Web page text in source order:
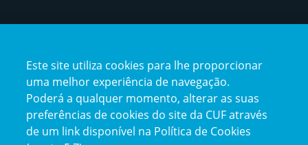
certification2certification3
Este site utiliza cookies para lhe proporcionar
uma melhor experiência de navegação.
Poderá a qualquer momento, alterar as suas
preferências de cookies do site da CUF através
de um link disponível na Política de Cookies